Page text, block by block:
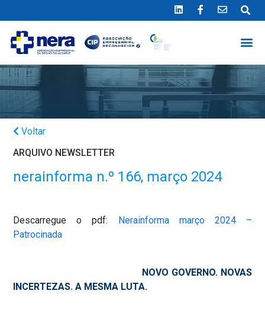
Voltar
ARQUIVO NEWSLETTER
nerainforma n.º 166, março 2024
Descarregue o pdf: Nerainforma março 2024 –
Patrocinada
NOVO GOVERNO. NOVAS
INCERTEZAS. A MESMA LUTA.